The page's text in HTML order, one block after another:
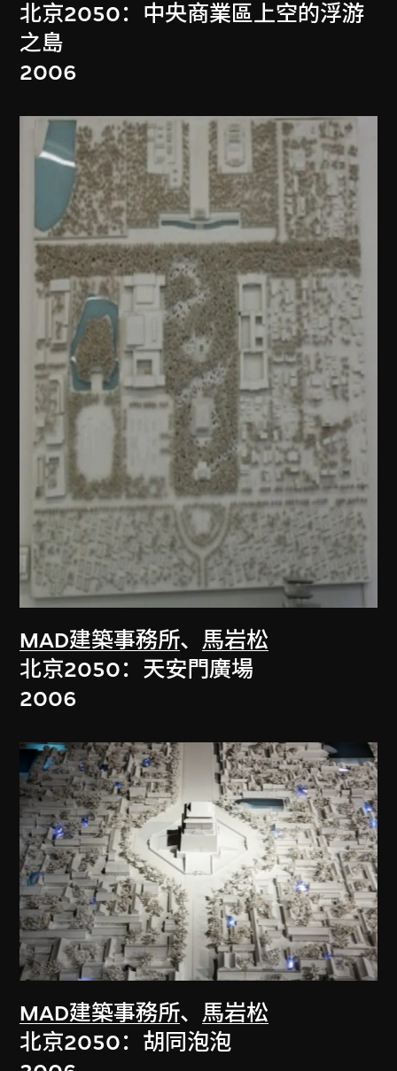
北京2050：中央商業區上空的浮游
之島
2006
MAD建築事務所、 馬岩松
北京2050：天安門廣場
2006
MAD建築事務所、 馬岩松
北京2050：胡同泡泡